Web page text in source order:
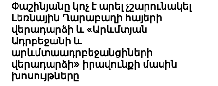
Փաշինյանը կոչ է արել չշարունակել
Լեռնային Ղարաբաղի հայերի
վերադարձի և «Արևմտյան
Ադրբեջանի և
արևմտաադրբեջանցիների
վերադարձի» իրավունքի մասին
խոսույթները